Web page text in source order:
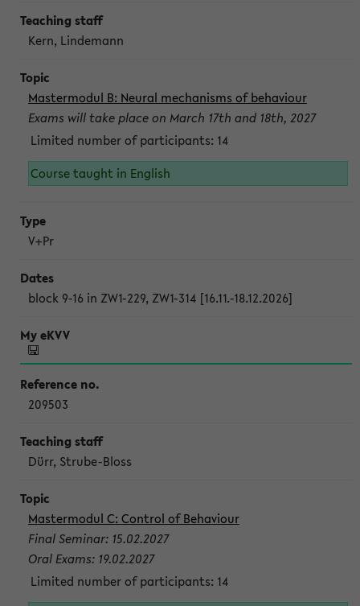
Kern, Lindemann
Mastermodul B: Neural mechanisms of behaviour
Exams will take place on March 17th and 18th, 2027
Limited number of participants: 14
Course taught in English
V+Pr
block 9-16 in ZW1-229, ZW1-314 [16.11.-18.12.2026]
209503
Dürr, Strube-Bloss
Mastermodul C: Control of Behaviour
Final Seminar: 15.02.2027
Oral Exams: 19.02.2027
Limited number of participants: 14